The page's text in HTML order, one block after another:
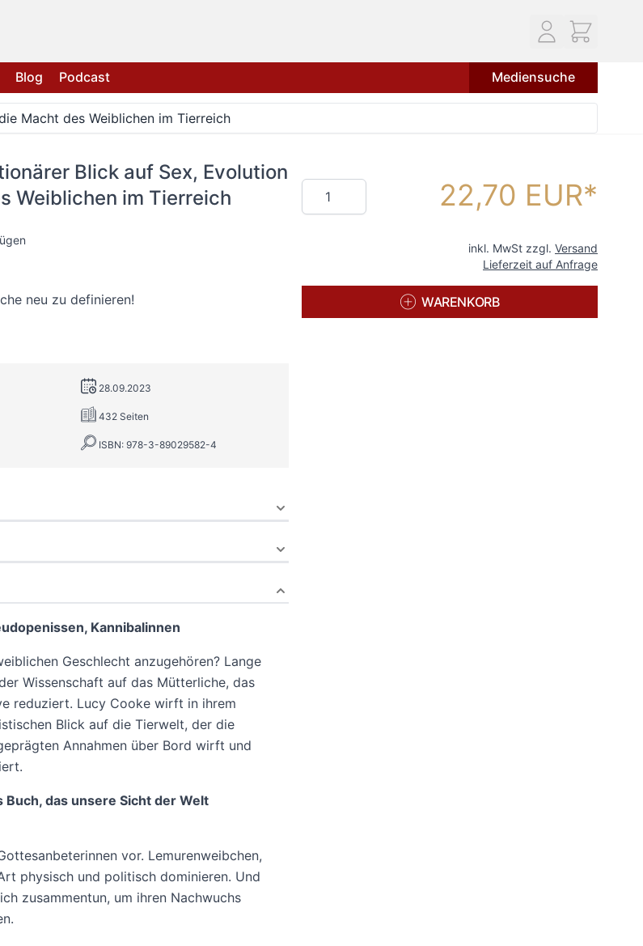
Blog Podcast Mediensuche
Macht des Weiblichen im Tierreich
Blick auf Sex, Evolution
Weiblichen im Tierreich
neu zu definieren!
28.09.2023
432 Seiten
ISBN: 978-3-89029582-4
Kannibalinnen
Geschlecht anzugehören? Lange
Wissenschaft auf das Mütterliche, das
reduziert. Lucy Cooke wirft in ihrem
Blick auf die Tierwelt, der die
Annahmen über Bord wirft und
das unsere Sicht der Welt
vor. Lemurenweibchen,
physisch und politisch dominieren. Und
zusammentun, um ihren Nachwuchs
Menge 22,70 EUR
inkl. MwSt zzgl. Versand
Lieferzeit auf Anfrage
WARENKORB